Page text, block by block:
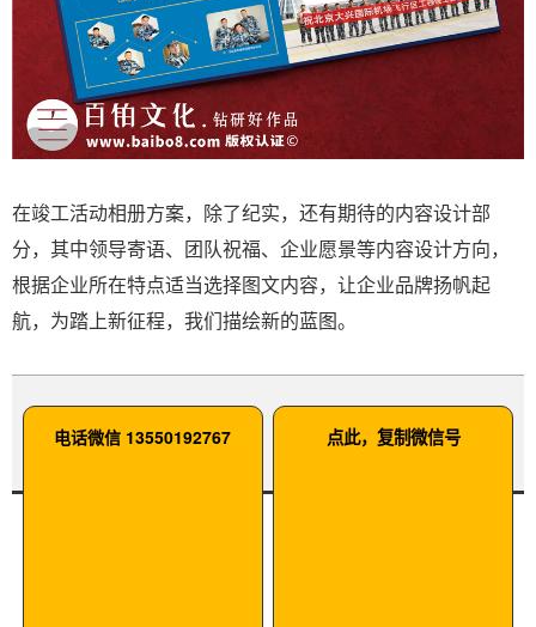
在竣工活动相册方案，除了纪实，还有期待的内容设计部
分，其中领导寄语、团队祝福、企业愿景等内容设计方向，
根据企业所在特点适当选择图文内容，让企业品牌扬帆起
航，为踏上新征程，我们描绘新的蓝图。
电话微信 13550192767 点此，复制微信号